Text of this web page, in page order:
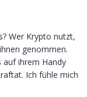
Wer Krypto nutzt,
genommen.
auf ihrem Handy
Ich fühle mich